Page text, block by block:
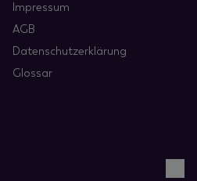
Impressum
AGB
Datenschutzerklärung
Glossar